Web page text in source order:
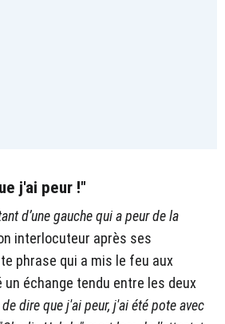
j'ai peur !"
d’une gauche qui a peur de la
interlocuteur après ses
phrase qui a mis le feu aux
échange tendu entre les deux
dire que j'ai peur, j'ai été pote avec